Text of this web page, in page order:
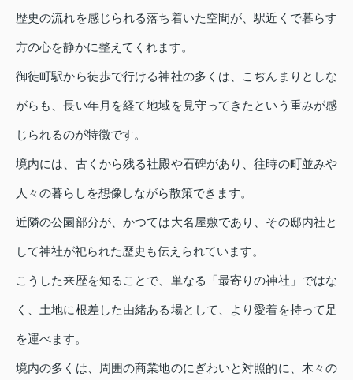
歴史の流れを感じられる落ち着いた空間が、駅近くで暮らす
方の心を静かに整えてくれます。
御徒町駅から徒歩で行ける神社の多くは、こぢんまりとしな
がらも、長い年月を経て地域を見守ってきたという重みが感
じられるのが特徴です。
境内には、古くから残る社殿や石碑があり、往時の町並みや
人々の暮らしを想像しながら散策できます。
近隣の公園部分が、かつては大名屋敷であり、その邸内社と
して神社が祀られた歴史も伝えられています。
こうした来歴を知ることで、単なる「最寄りの神社」ではな
く、土地に根差した由緒ある場として、より愛着を持って足
を運べます。
境内の多くは、周囲の商業地のにぎわいと対照的に、木々の